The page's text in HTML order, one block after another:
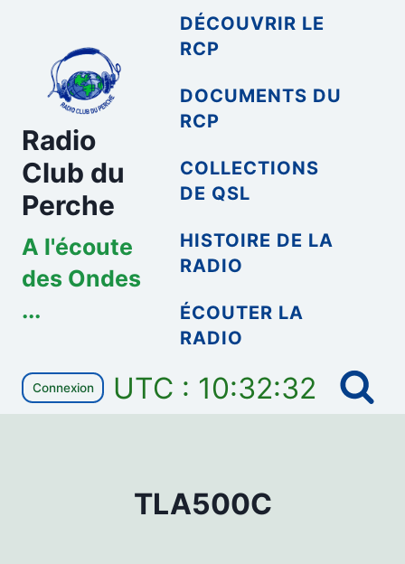
contenu
Radio
Club du
Perche
A l'écoute
des Ondes
...
DÉCOUVRIR LE
RCP
DOCUMENTS DU
RCP
COLLECTIONS
DE QSL
HISTOIRE DE LA
RADIO
ÉCOUTER LA
RADIO
Connexion UTC : 10:32:32
TLA500C